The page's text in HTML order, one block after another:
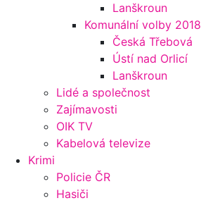
Lanškroun
Komunální volby 2018
Česká Třebová
Ústí nad Orlicí
Lanškroun
Lidé a společnost
Zajímavosti
OIK TV
Kabelová televize
Krimi
Policie ČR
Hasiči